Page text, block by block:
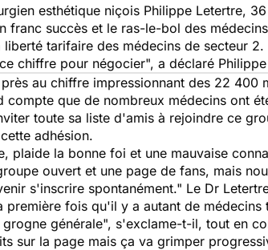
esthétique niçois Philippe Letertre,
franc succès et le ras-le-bol des
tarifaire des médecins de secteur
chiffre pour négocier", a déclaré
au chiffre impressionnant des 22 400
compte que de nombreux médecins ont
toute sa liste d'amis à rejoindre ce
adhésion.
plaide la bonne foi et une mauvaise
ouvert et une page de fans, mais
s'inscrire spontanément." Le Dr
fois qu'il y a autant de
générale", s'exclame-t-il, tout en
sur la page mais ça va grimper